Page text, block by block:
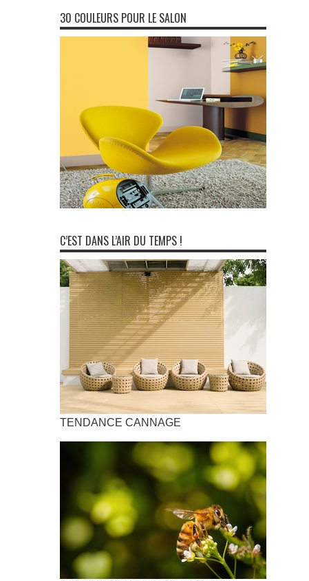
30 COULEURS POUR LE SALON
C’EST DANS L’AIR DU TEMPS !
TENDANCE CANNAGE